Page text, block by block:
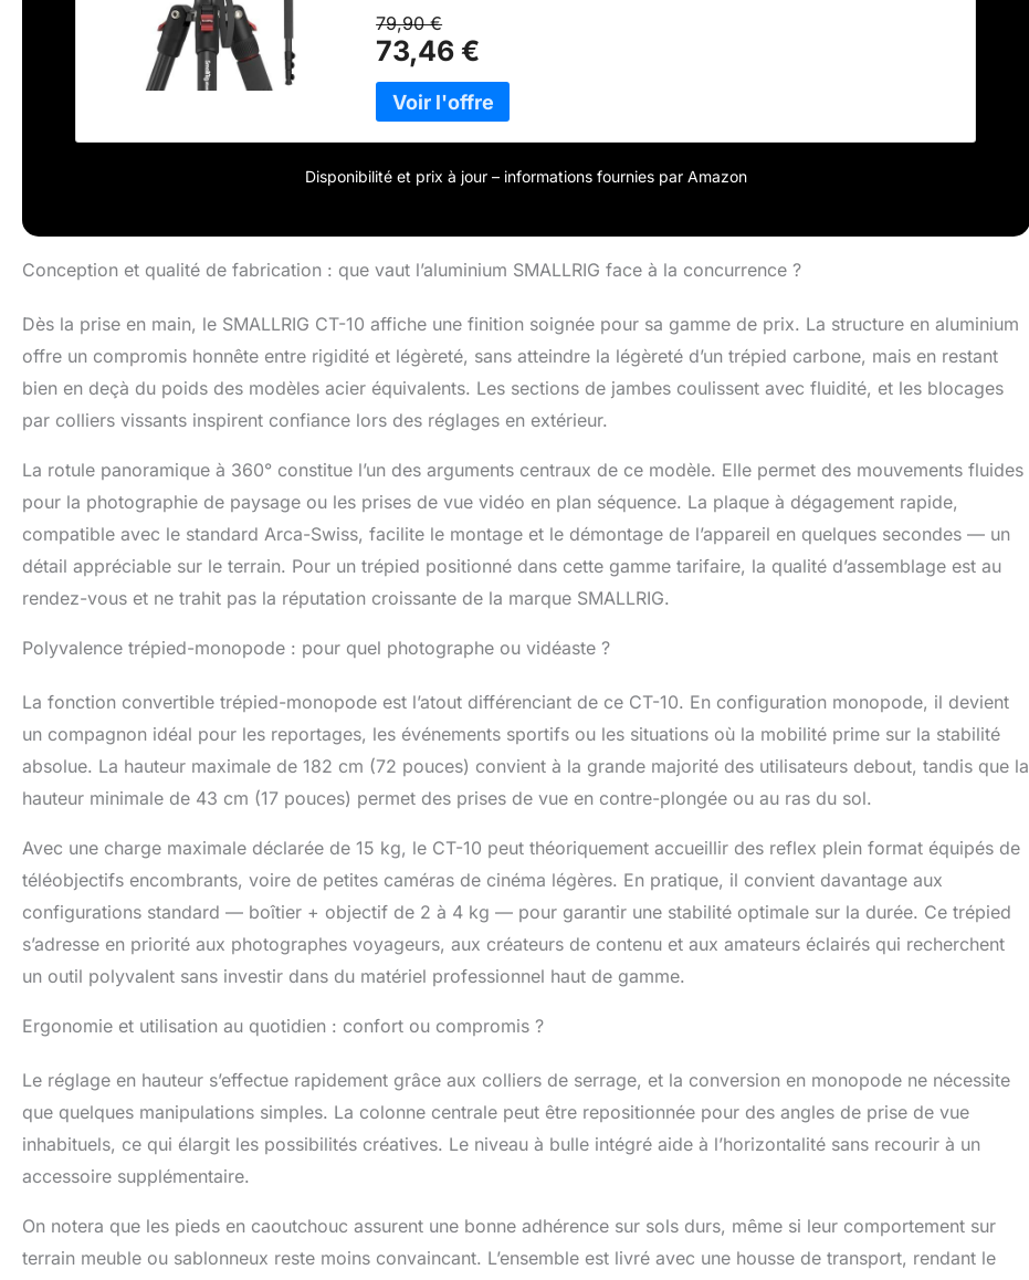
need to buy a tripod mount ring or telephoto lens bracket additionally for
better balance Easy Set Up and Portable: 4-section column legs with 3 quick
release flip-locks allows you to adjust the working height from 17" to 72" in
seconds. 17" folden size is easily took to anywhere for outdoor
photography, saving you more time and can make you more focused on
metal ball head can rotate 360 degree, allowing you to take photos at any
stick alone to make your photography more diverse. It is a good companion
allow for low angle shooting and macro photography.
79,90 €
73,46 €
Disponibilité et prix à jour – informations fournies par Amazon
Conception et qualité de fabrication : que vaut l’aluminium SMALLRIG face à la concurrence ?
Dès la prise en main, le SMALLRIG CT-10 affiche une finition soignée pour sa gamme de prix. La structure en aluminium
offre un compromis honnête entre rigidité et légèreté, sans atteindre la légèreté d’un trépied carbone, mais en restant
bien en deçà du poids des modèles acier équivalents. Les sections de jambes coulissent avec fluidité, et les blocages
par colliers vissants inspirent confiance lors des réglages en extérieur.
La rotule panoramique à 360° constitue l’un des arguments centraux de ce modèle. Elle permet des mouvements fluides
pour la photographie de paysage ou les prises de vue vidéo en plan séquence. La plaque à dégagement rapide,
compatible avec le standard Arca-Swiss, facilite le montage et le démontage de l’appareil en quelques secondes — un
détail appréciable sur le terrain. Pour un trépied positionné dans cette gamme tarifaire, la qualité d’assemblage est au
rendez-vous et ne trahit pas la réputation croissante de la marque SMALLRIG.
Polyvalence trépied-monopode : pour quel photographe ou vidéaste ?
La fonction convertible trépied-monopode est l’atout différenciant de ce CT-10. En configuration monopode, il devient
un compagnon idéal pour les reportages, les événements sportifs ou les situations où la mobilité prime sur la stabilité
absolue. La hauteur maximale de 182 cm (72 pouces) convient à la grande majorité des utilisateurs debout, tandis que la
hauteur minimale de 43 cm (17 pouces) permet des prises de vue en contre-plongée ou au ras du sol.
Avec une charge maximale déclarée de 15 kg, le CT-10 peut théoriquement accueillir des reflex plein format équipés de
téléobjectifs encombrants, voire de petites caméras de cinéma légères. En pratique, il convient davantage aux
configurations standard — boîtier + objectif de 2 à 4 kg — pour garantir une stabilité optimale sur la durée. Ce trépied
s’adresse en priorité aux photographes voyageurs, aux créateurs de contenu et aux amateurs éclairés qui recherchent
un outil polyvalent sans investir dans du matériel professionnel haut de gamme.
Ergonomie et utilisation au quotidien : confort ou compromis ?
Le réglage en hauteur s’effectue rapidement grâce aux colliers de serrage, et la conversion en monopode ne nécessite
que quelques manipulations simples. La colonne centrale peut être repositionnée pour des angles de prise de vue
inhabituels, ce qui élargit les possibilités créatives. Le niveau à bulle intégré aide à l’horizontalité sans recourir à un
accessoire supplémentaire.
On notera que les pieds en caoutchouc assurent une bonne adhérence sur sols durs, même si leur comportement sur
terrain meuble ou sablonneux reste moins convaincant. L’ensemble est livré avec une housse de transport, rendant le